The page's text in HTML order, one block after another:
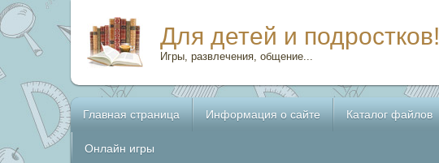
Для детей и подростков!
Игры, развлечения, общение...
Главная страница Информация о сайте Каталог файлов
Онлайн игры